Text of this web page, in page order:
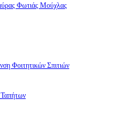
Φωτιάς Μούχλας
Φοιτητικών Σπιτιών